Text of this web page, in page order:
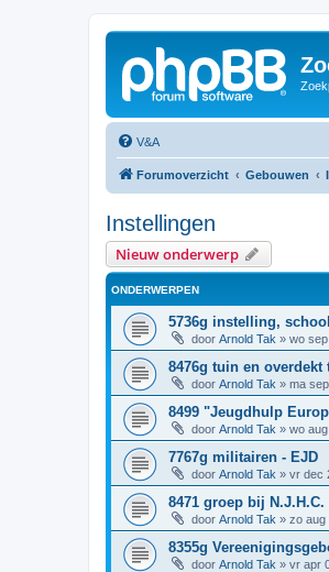
V&A
Forumoverzicht Gebouwen
Instellingen
Nieuw onderwerp
ONDERWERPEN
5736g instelling,
door Arnold Tak » wo
8476g tuin en overdekt
door Arnold Tak » ma
8499 "Jeugdhulp
door Arnold Tak » wo
7767g militairen - EJD
door Arnold Tak » vr dec
8471 groep bij N.J.H.C.
door Arnold Tak » zo aug
8355g
door Arnold Tak » vr apr